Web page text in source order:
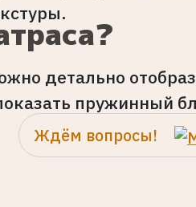
детально
пружинный
Ждём вопросы!